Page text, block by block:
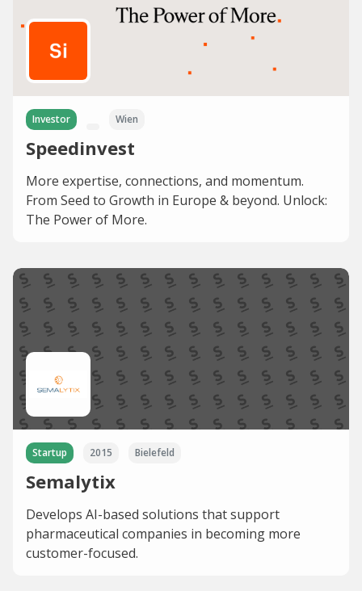
Investor Wien
Speedinvest
More expertise, connections, and momentum.
From Seed to Growth in Europe & beyond. Unlock:
The Power of More.
Startup 2015 Bielefeld
Semalytix
Develops AI-based solutions that support
pharmaceutical companies in becoming more
customer-focused.